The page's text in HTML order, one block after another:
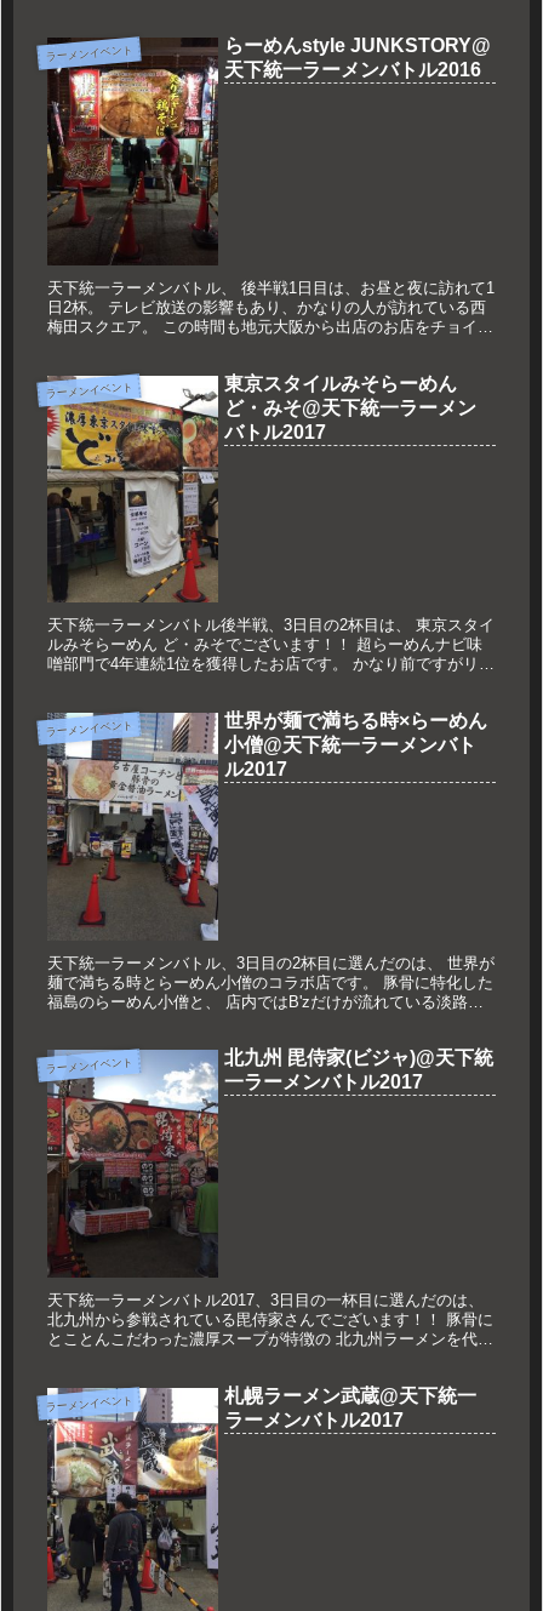
ラーメンイベント
らーめんstyle JUNKSTORY@
天下統一ラーメンバトル2016
天下統一ラーメンバトル、 後半戦1日目は、お昼と夜に訪れて1
日2杯。 テレビ放送の影響もあり、かなりの人が訪れている西
梅田スクエア。 この時間も地元大阪から出店のお店をチョイ
ラーメンイベント
東京スタイルみそらーめん
ど・みそ@天下統一ラーメン
バトル2017
天下統一ラーメンバトル後半戦、3日目の2杯目は、 東京スタイ
ルみそらーめん ど・みそでございます！！ 超らーめんナビ味
噌部門で4年連続1位を獲得したお店です。 かなり前ですがリン
ラーメンイベント
世界が麺で満ちる時×らーめん
小僧@天下統一ラーメンバト
ル2017
天下統一ラーメンバトル、3日目の2杯目に選んだのは、 世界が
麺で満ちる時とらーめん小僧のコラボ店です。 豚骨に特化した
福島のらーめん小僧と、 店内ではB'zだけが流れている淡路の
ラーメンイベント
北九州 毘侍家(ビジャ)@天下統
一ラーメンバトル2017
天下統一ラーメンバトル2017、3日目の一杯目に選んだのは、
北九州から参戦されている毘侍家さんでございます！！ 豚骨に
とことんこだわった濃厚スープが特徴の 北九州ラーメンを代表
ラーメンイベント
札幌ラーメン武蔵@天下統一
ラーメンバトル2017